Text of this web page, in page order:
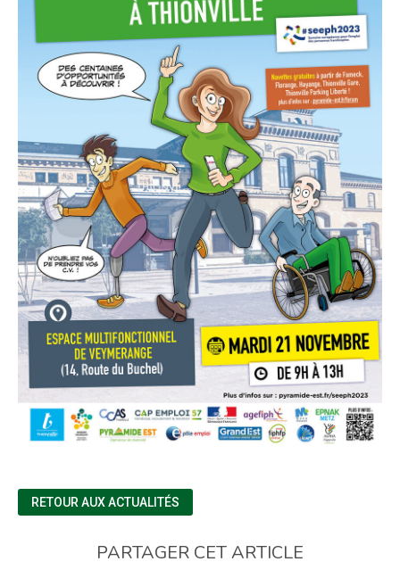
RETOUR AUX ACTUALITÉS
PARTAGER CET ARTICLE